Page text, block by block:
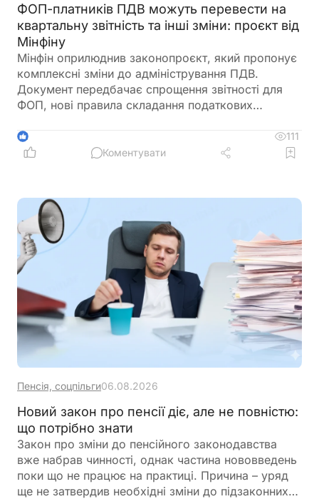
ФОП-платників ПДВ можуть перевести на
квартальну звітність та інші зміни: проєкт від
Мінфіну
Мінфін оприлюднив законопроєкт, який пропонує
комплексні зміни до адміністрування ПДВ.
Документ передбачає спрощення звітності для
ФОП, нові правила складання податкових
бюджетного відшкодування та запровадження
квартального звітного періоду для підприємців –
1
111
Коментувати
Пенсія, соцпільги06.08.2026
Новий закон про пенсії діє, але не повністю:
що потрібно знати
Закон про зміни до пенсійного законодавства
вже набрав чинності, однак частина нововведень
поки що не працює на практиці. Причина – уряд
ще не затвердив необхідні зміни до підзаконних